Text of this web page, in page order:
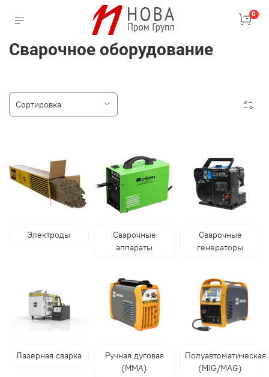
0
Сварочное оборудование
Электроды
Сварочные
аппараты
Сварочные
генераторы
Лазерная сварка
Ручная дуговая
(MMA)
Полуавтоматическая
(MIG/MAG)